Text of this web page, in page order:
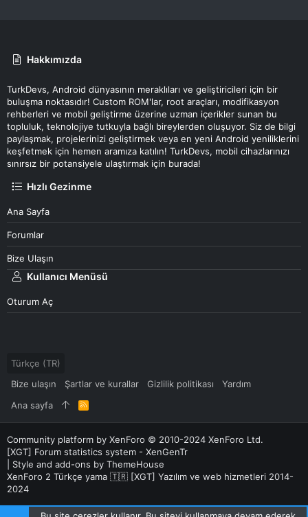
Hakkımızda
TurkDevs, Android dünyasının meraklıları ve geliştiricileri için bir
buluşma noktasıdır! Custom ROM'lar, root araçları, modifikasyon
rehberleri ve mobil geliştirme üzerine uzman içerikler sunan bu
topluluk, teknolojiye tutkuyla bağlı bireylerden oluşuyor. Siz de bilgi
paylaşmak, projelerinizi geliştirmek veya en yeni Android yeniliklerini
keşfetmek için hemen aramıza katılın! TurkDevs, mobil cihazlarınızı
sınırsız bir potansiyele ulaştırmak için burada!
Hızlı Gezinme
Ana Sayfa
Forumlar
Bize Ulaşın
Kullanıcı Menüsü
Oturum Aç
Türkçe (TR)
Bize ulaşın
Şartlar ve kurallar Gizlilik politikası
Yardım
Ana sayfa
R
S
Community platform by XenForo © 2010-2024 XenForo Ltd.
[XGT] Forum statistics system - XenGenTr
Style and add-ons by ThemeHouse
XenForo 2 Türkçe yama 🇹🇷 [XGT] Yazılım ve web hizmetleri 2014-
2024